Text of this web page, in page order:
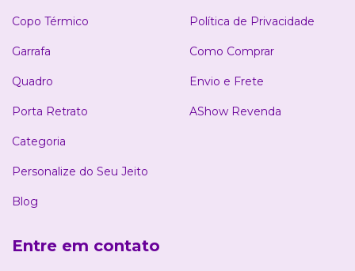
Copo Térmico
Garrafa
Quadro
Porta Retrato
Categoria
Personalize do Seu Jeito
Blog
Política de Privacidade
Como Comprar
Envio e Frete
AShow Revenda
Entre em contato